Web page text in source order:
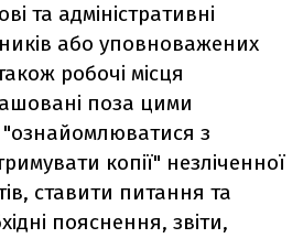
та адміністративні
або уповноважених
робочі місця
поза цими
з
копії" незліченної
ставити питання та
пояснення, звіти,